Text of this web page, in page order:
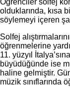
olduklarında, kısa
söylemeyi içeren
Solfej
öğrenmelerine
11. yüzyıl
büyüdüğünde ise
haline gelmiştir.
müzik sınıflarında